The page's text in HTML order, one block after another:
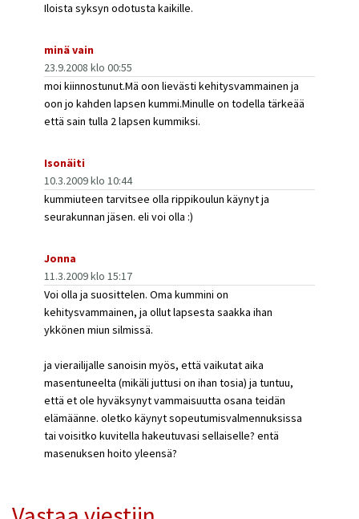
Iloista syksyn odotusta kaikille.
minä vain
23.9.2008 klo 00:55
moi kiinnostunut.Mä oon lievästi kehitysvammainen ja
oon jo kahden lapsen kummi.Minulle on todella tärkeää
että sain tulla 2 lapsen kummiksi.
Isonäiti
10.3.2009 klo 10:44
kummiuteen tarvitsee olla rippikoulun käynyt ja
seurakunnan jäsen. eli voi olla :)
Jonna
11.3.2009 klo 15:17
Voi olla ja suosittelen. Oma kummini on
kehitysvammainen, ja ollut lapsesta saakka ihan
ykkönen miun silmissä.
ja vierailijalle sanoisin myös, että vaikutat aika
masentuneelta (mikäli juttusi on ihan tosia) ja tuntuu,
että et ole hyväksynyt vammaisuutta osana teidän
elämäänne. oletko käynyt sopeutumisvalmennuksissa
tai voisitko kuvitella hakeutuvasi sellaiselle? entä
masenuksen hoito yleensä?